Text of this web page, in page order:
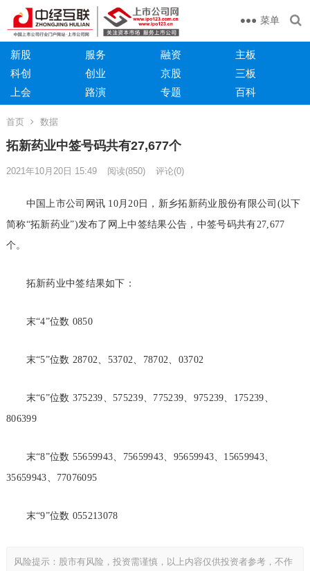
菜单
新股 服务 融资
主板
科创
创业 京股
三板
上会
路演 专题 百科
首页 数据
拓新药业中签号码共有27,677个
2021年10月20日 15:49 阅读(850) 评论(0)
中国上市公司网讯 10月20日，新乡拓新药业股份有限公司(以下
简称“拓新药业”)发布了网上中签结果公告，中签号码共有27,677
个。
拓新药业中签结果如下：
末“4”位数 0850
末“5”位数 28702、53702、78702、03702
末“6”位数 375239、575239、775239、975239、175239、
806399
末“8”位数 55659943、75659943、95659943、15659943、
35659943、77076095
末“9”位数 055213078
风险提示：股市有风险，投资需谨慎，以上内容仅供投资者参考，不作